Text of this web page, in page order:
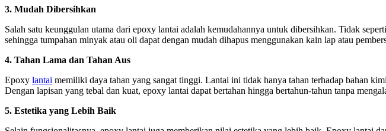
3. Mudah Dibersihkan
Salah satu keunggulan utama dari epoxy lantai adalah kemudahannya untuk dibersihkan. Tidak
sehingga tumpahan minyak atau oli dapat dengan mudah dihapus menggunakan kain lap atau
4. Tahan Lama dan Tahan Aus
Epoxy lantai memiliki daya tahan yang sangat tinggi. Lantai ini tidak hanya tahan terhadap bahan
Dengan lapisan yang tebal dan kuat, epoxy lantai dapat bertahan hingga bertahun-tahun tanpa
5. Estetika yang Lebih Baik